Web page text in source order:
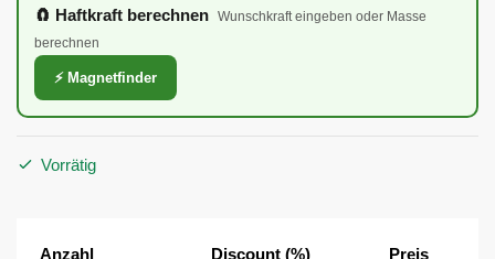
🧲 Haftkraft berechnen Wunschkraft eingeben oder Masse
berechnen
⚡ Magnetfinder
Vorrätig
Anzahl Discount (%) Preis